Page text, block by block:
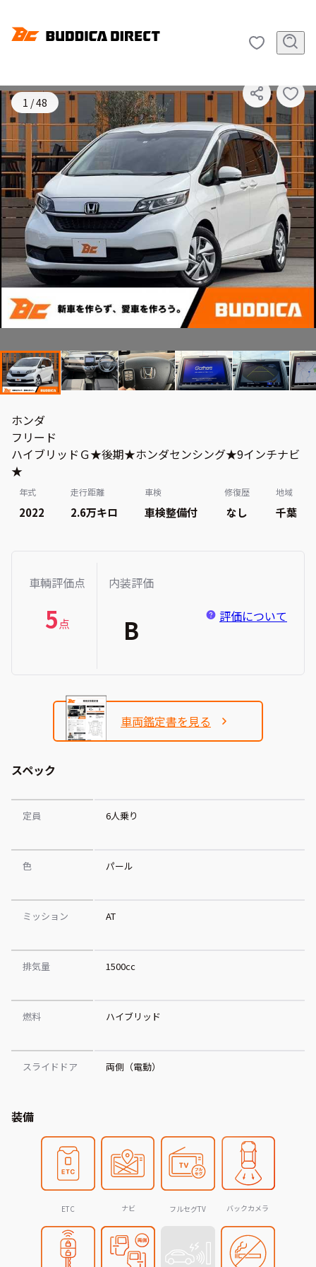
1 /48
ホンダ
フリード
ハイブリッドＧ★後期★ホンダセンシング★9インチナビ
★
年式
2022
走行距離
2.6万キロ
車検
車検整備付
修復歴
なし
地域
千葉
車輌評価点
5点
内装評価
B 評価について
車両鑑定書を見る
スペック
定員 6人乗り
色 パール
ミッション AT
排気量 1500cc
燃料 ハイブリッド
スライドドア 両側（電動）
装備
ETC ナビ フルセグTV バックカメラ